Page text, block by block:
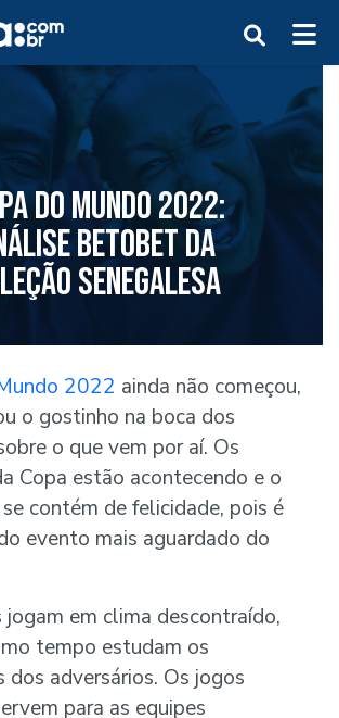
DO MUNDO 2022:
BETOBET DA
SENEGALESA
2022 ainda não começou,
o gostinho na boca dos
o que vem por aí. Os
Copa estão acontecendo e o
contém de felicidade, pois é
evento mais aguardado do
jogam em clima descontraído,
tempo estudam os
dos adversários. Os jogos
para as equipes